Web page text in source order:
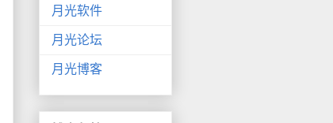
月光软件
月光论坛
月光博客